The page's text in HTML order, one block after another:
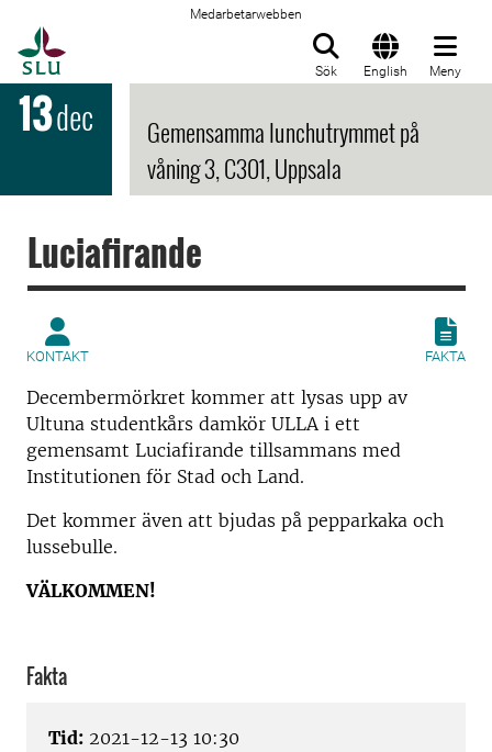
Medarbetarwebben
Sök English Meny
13dec
Gemensamma lunchutrymmet på
våning 3, C301, Uppsala
Luciafirande
KONTAKT FAKTA
Decembermörkret kommer att lysas upp av
Ultuna studentkårs damkör ULLA i ett
gemensamt Luciafirande tillsammans med
Institutionen för Stad och Land.
Det kommer även att bjudas på pepparkaka och
lussebulle.
VÄLKOMMEN!
Fakta
Tid: 2021-12-13 10:30